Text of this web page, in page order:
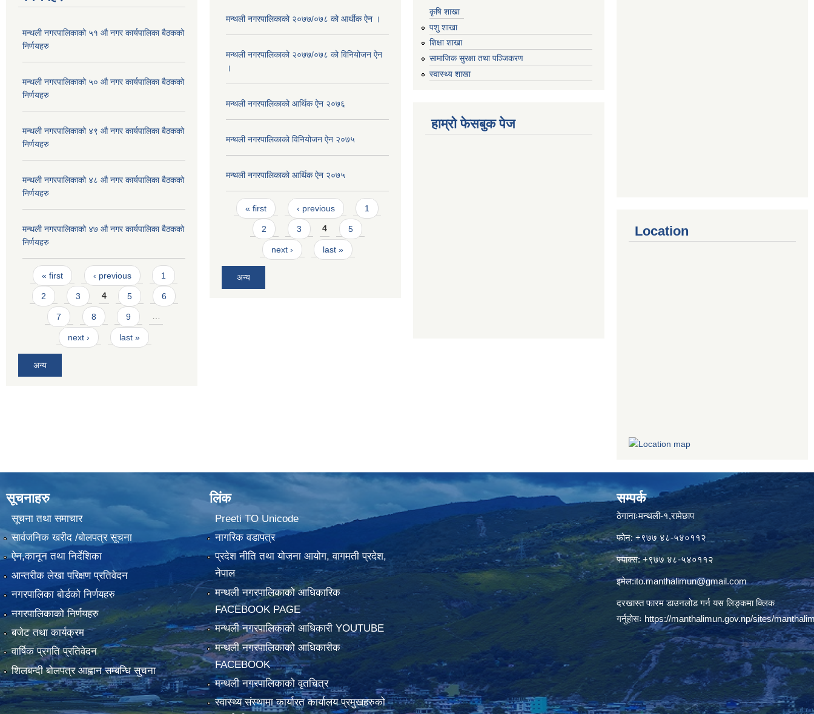
मन्थली नगरपालिकाको ५१ औ नगर कार्यपालिका बैठकको
निर्णयहरु
मन्थली नगरपालिकाको ५० औ नगर कार्यपालिका बैठकको
निर्णयहरु
मन्थली नगरपालिकाको ४९ औ नगर कार्यपालिका बैठकको
निर्णयहरु
मन्थली नगरपालिकाको ४८ औ नगर कार्यपालिका बैठकको
निर्णयहरु
मन्थली नगरपालिकाको ४७ औ नगर कार्यपालिका बैठकको
निर्णयहरु
Pages
« first ‹ previous 1
2 3 4 5 6
7 8 9 …
next › last »
अन्य
मन्थली नगरपालिकाको २०७७/०७८ को आर्थीक ऐन ।
मन्थली नगरपालिकाको २०७७/०७८ को विनियोजन ऐन
।
मन्थली नगरपालिकाको आर्थिक ऐन २०७६
मन्थली नगरपालिकाको विनियोजन ऐन २०७५
मन्थली नगरपालिकाको आर्थिक ऐन २०७५
Pages
« first ‹ previous 1
2 3 4 5
next › last »
अन्य
कृषि शाखा
पशु शाखा
शिक्षा शाखा
सामाजिक सुरक्षा तथा पञ्जिकरण
स्वास्थ्य शाखा
हाम्रो फेसबुक पेज
Location
सूचनाहरु
सूचना तथा समाचार
सार्वजनिक खरीद /बोलपत्र सूचना
ऐन,कानून तथा निर्देशिका
आन्तरीक लेखा परिक्षण प्रतिवेदन
नगरपालिका बोर्डको निर्णयहरु
नगरपालिकाको निर्णयहरु
बजेट तथा कार्यक्रम
वार्षिक प्रगति प्रतिवेदन
शिलबन्दी बोलपत्र आह्वान सम्बन्धि सुचना
लिंक
Preeti TO Unicode
नागरिक वडापत्र
प्रदेश नीति तथा योजना आयोग, वागमती प्रदेश,
नेपाल
मन्थली नगरपालिकाको आधिकारिक
FACEBOOK PAGE
मन्थली नगरपालिकाको आधिकारी YOUTUBE
मन्थली नगरपालिकाको आधिकारीक
FACEBOOK
मन्थली नगरपालिकाको वृतचित्र
स्वास्थ्य संस्थामा कार्यारत कार्यालय प्रमुखहरुको
सम्पर्क
ठेगानाःमन्थली-१,रामेछाप
फोन: +९७७ ४८-५४०११२
फ्याक्स: +९७७ ४८-५४०११२
इमेल:ito.manthalimun@gmail.com
दरखास्त फारम डाउनलोड गर्न यस लिङ्कमा क्लिक
गर्नुहोसः https://manthalimun.gov.np/sites/